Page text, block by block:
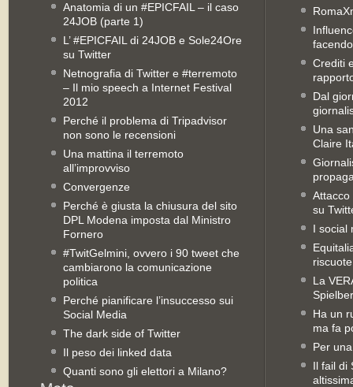
Anatomia di un #EPICFAIL – il caso
24JOB (parte 1)
L’ #EPICFAIL di 24JOB e Sole24Ore
su Twitter
Netnografia di Twitter e #terremoto
– Il mio speech a Internet Festival
2012
Perché il problema di Tripadvisor
non sono le recensioni
Una mattina il terremoto
all’improvviso
Convergenze
Perché è giusta la chiusura del sito
DPL Modena imposta dal Ministro
Fornero
#TwitGelmini, ovvero i 90 tweet che
cambiarono la comunicazione
politica
Perché pianificare l’insuccesso sui
Social Media
The dark side of Twitter
Il peso dei linked data
Quanti sono gli elettori a Milano?
Crediti
Dal
Una
Claire
Attacco
su
I social
La
Ha un
ma fa
Per
Il fail di